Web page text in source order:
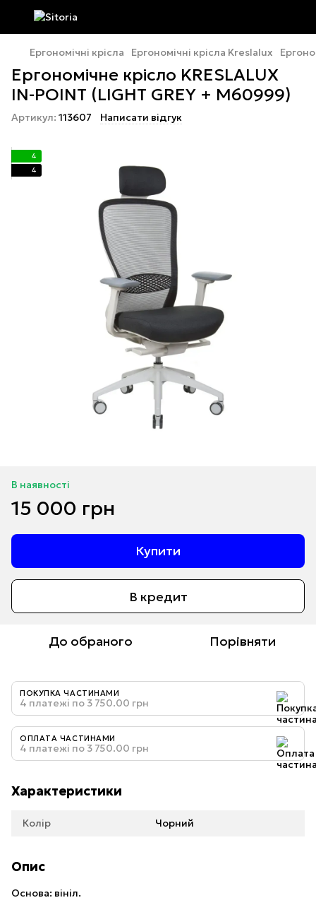
Ергономічні крісла Ергономічні крісла Kreslalux
Ергономічне крісло KRESLALUX
IN-POINT (LIGHT GREY + M60999)
Артикул: 113607 Написати відгук
4
4
В наявності
15 000 грн
Купити
В кредит
До обраного Порівняти
ПОКУПКА ЧАСТИНАМИ
4 платежі по 3 750.00 грн
ОПЛАТА ЧАСТИНАМИ
4 платежі по 3 750.00 грн
Характеристики
Колір Чорний
Опис
Основа: вініл.